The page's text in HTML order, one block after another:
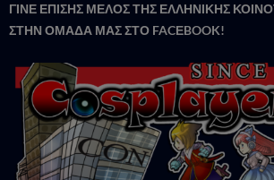
ΓΙΝΕ ΕΠΙΣΗΣ ΜΕΛΟΣ ΤΗΣ ΕΛΛΗΝΙΚΗΣ
ΣΤΗΝ ΟΜΑΔΑ ΜΑΣ ΣΤΟ FACΕBOOK!